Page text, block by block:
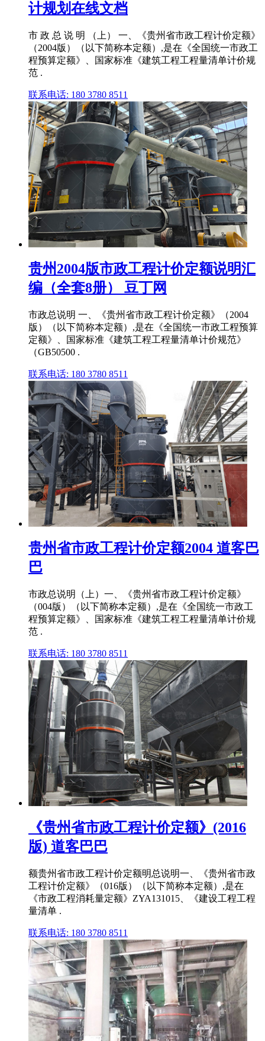
计规划在线文档
市 政 总 说 明 （上） 一、《贵州省市政工程计价定额》
（2004版）（以下简称本定额）,是在《全国统一市政工
程预算定额》、国家标准《建筑工程工程量清单计价规
范 .
联系电话: 180 3780 8511
贵州2004版市政工程计价定额说明汇
编（全套8册） 豆丁网
市政总说明 一、《贵州省市政工程计价定额》（2004
版）（以下简称本定额）,是在《全国统一市政工程预算
定额》、国家标准《建筑工程工程量清单计价规范》
（GB50500 .
联系电话: 180 3780 8511
贵州省市政工程计价定额2004 道客巴
巴
市政总说明（上）一、《贵州省市政工程计价定额》
（004版）（以下简称本定额）,是在《全国统一市政工
程预算定额》、国家标准《建筑工程工程量清单计价规
范 .
联系电话: 180 3780 8511
《贵州省市政工程计价定额》(2016
版) 道客巴巴
额贵州省市政工程计价定额明总说明一、《贵州省市政
工程计价定额》（016版）（以下简称本定额）,是在
《市政工程消耗量定额》ZYA131015、《建设工程工程
量清单 .
联系电话: 180 3780 8511